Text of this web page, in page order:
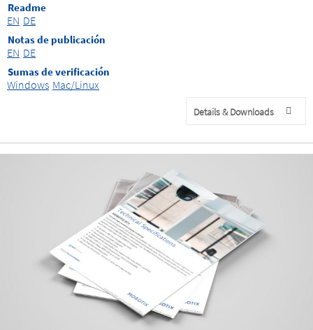
Readme
EN DE
Notas de publicación
EN DE
Sumas de verificación
Windows Mac/Linux
Details & Downloads